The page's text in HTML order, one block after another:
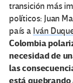
transición más
políticos: Juan
país a Iván
Colombia
necesidad de
las